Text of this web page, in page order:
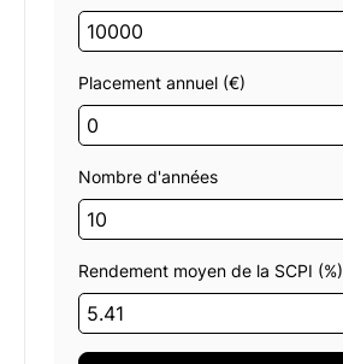
Placement annuel (€)
Nombre d'années
Rendement moyen de la SCPI (%)